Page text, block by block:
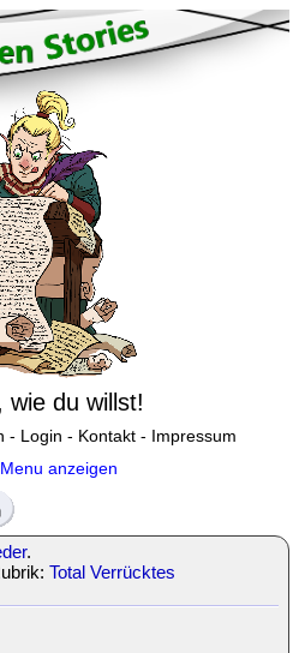
wie du willst!
- Login - Kontakt- Impressum
Menu anzeigen
.
Total Verrücktes